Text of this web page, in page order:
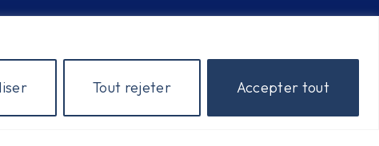
Tout rejeter Accepter tout
Horaires D'ouverture